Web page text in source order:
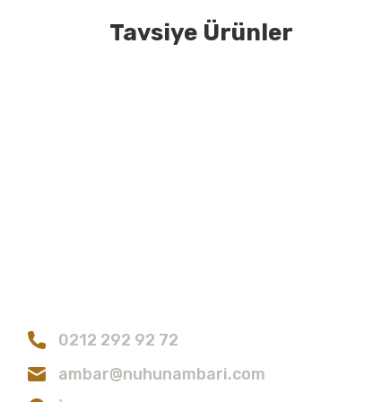
Tavsiye Ürünler
0212 292 92 72
ambar@nuhunambari.com